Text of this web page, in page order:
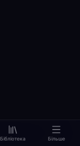
Бібліотека Більше